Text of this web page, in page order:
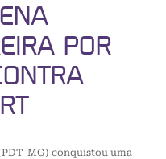
POR
MG) conquistou uma